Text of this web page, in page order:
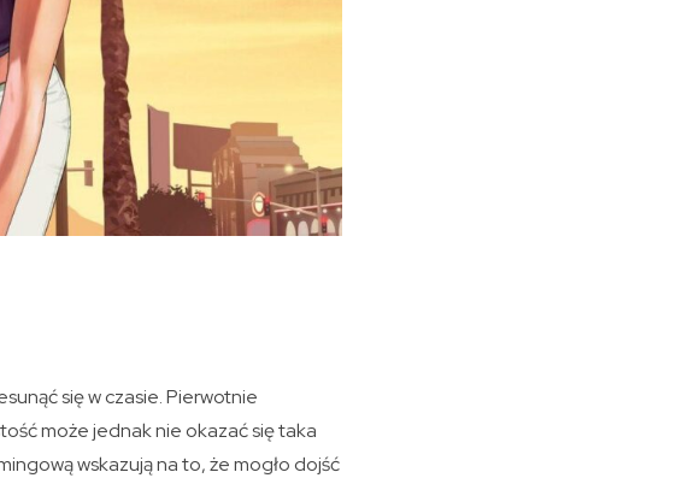
się w czasie. Pierwotnie
może jednak nie okazać się taka
wskazują na to, że mogło dojść